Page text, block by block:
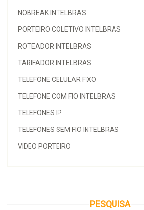
NOBREAK INTELBRAS
PORTEIRO COLETIVO INTELBRAS
ROTEADOR INTELBRAS
TARIFADOR INTELBRAS
TELEFONE CELULAR FIXO
TELEFONE COM FIO INTELBRAS
TELEFONES IP
TELEFONES SEM FIO INTELBRAS
VIDEO PORTEIRO
PESQUISA